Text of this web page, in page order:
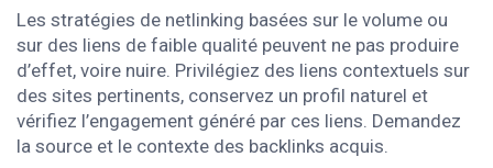
Les stratégies de netlinking basées sur le volume ou
sur des liens de faible qualité peuvent ne pas produire
d’effet, voire nuire. Privilégiez des liens contextuels sur
des sites pertinents, conservez un profil naturel et
vérifiez l’engagement généré par ces liens. Demandez
la source et le contexte des backlinks acquis.